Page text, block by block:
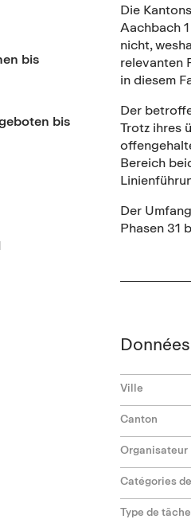
bis
bis
Die
Aachbach
nicht,
relevanten
in diesem
Der
Trotz ihres
Bereich
Der
Phasen 31
Ville
Canton
Organisateur
Catégories
Type de tâche